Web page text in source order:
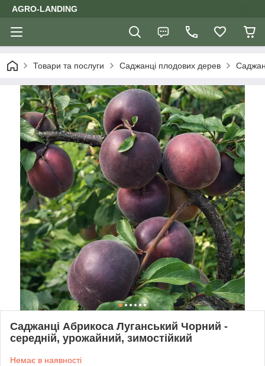
AGRO-LANDING
Товари та послуги Саджанці плодових дерев
Саджанці Абрикоса Луганський Чорний -
середній, урожайний, зимостійкий
Немає в наявності